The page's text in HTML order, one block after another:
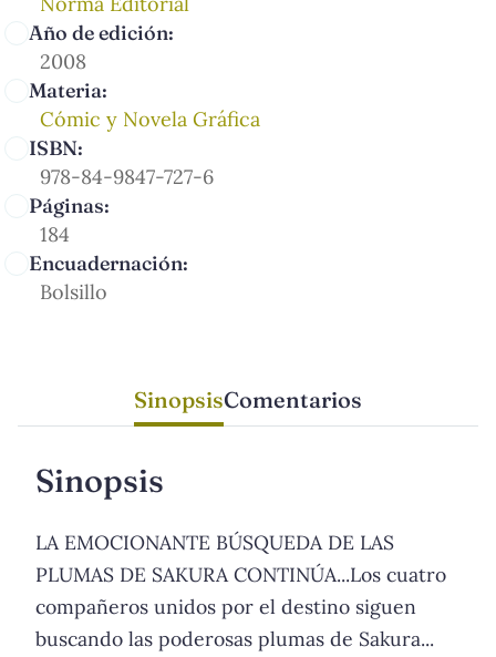
Año de edición:
2008
Materia:
Cómic y Novela Gráfica
ISBN:
978-84-9847-727-6
Páginas:
184
Encuadernación:
Bolsillo
SinopsisComentarios
Sinopsis
LA EMOCIONANTE BÚSQUEDA DE LAS
PLUMAS DE SAKURA CONTINÚA...Los cuatro
compañeros unidos por el destino siguen
buscando las poderosas plumas de Sakura...